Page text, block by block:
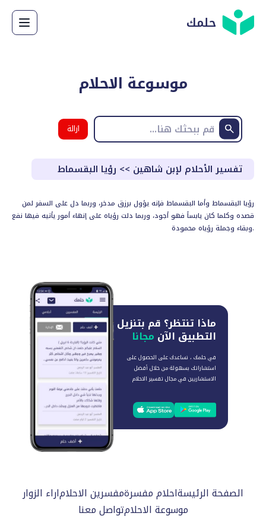
حلمك
موسوعة الاحلام
ازالة
البحث
تفسير الأحلام لإبن شاهين >> رؤيا البقسماط
رؤيا البقسماط وأما البقسماط فإنه يؤول برزق مدخر، وربما دل على السفر لمن
قصده وكلما كان يابساً فهو أجود، وربما دلت رؤياه على إنهاء أمور يأتيه فيها نفع
وبقاء وجملة رؤياه محمودة.
ماذا تنتظر؟ قم بتنزيل
التطبيق الآن مجانا
في حلمك ، نساعدك على الحصول على
استشاراتك بسهولة من خلال أفضل
الاستشاريين في مجال تفسير الاحلام
الصفحة الرئيسةاحلام مفسرةمفسرين الاحلاماراء الزوار
موسوعة الاحلامتواصل معنا